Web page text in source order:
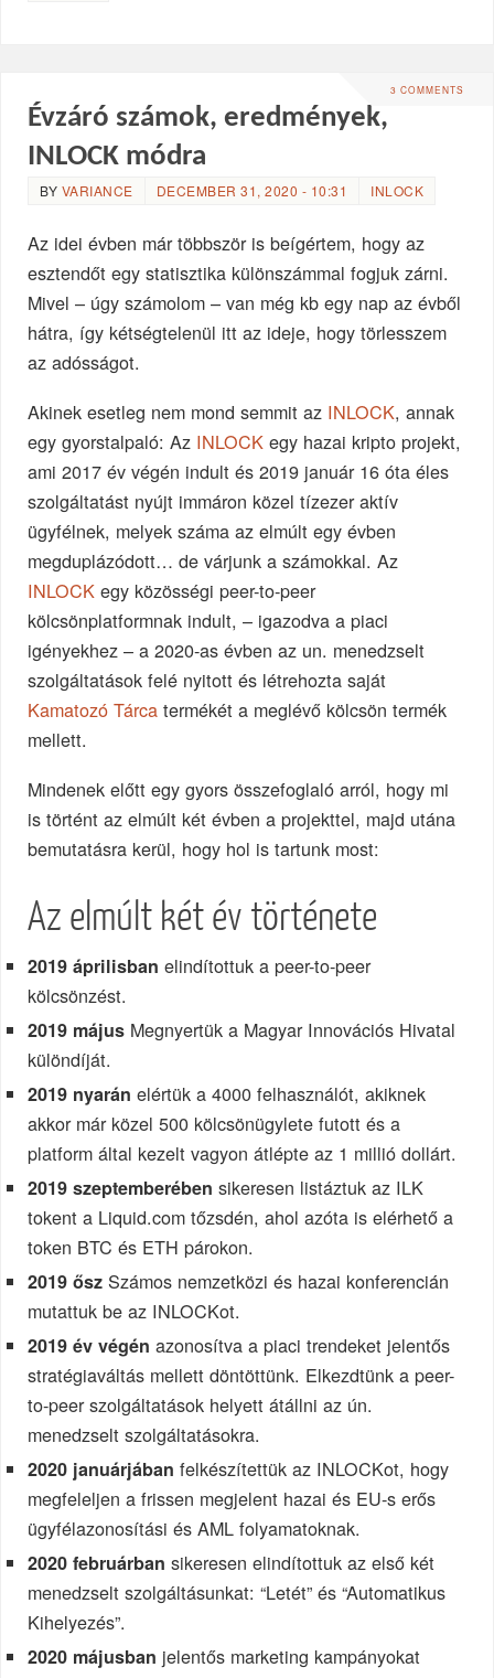
3 COMMENTS
Évzáró számok, eredmények,
INLOCK módra
BY VARIANCE DECEMBER 31, 2020 - 10:31 INLOCK
Az idei évben már többször is beígértem, hogy az
esztendőt egy statisztika különszámmal fogjuk zárni.
Mivel – úgy számolom – van még kb egy nap az évből
hátra, így kétségtelenül itt az ideje, hogy törlesszem
az adósságot.
Akinek esetleg nem mond semmit az INLOCK, annak
egy gyorstalpaló: Az INLOCK egy hazai kripto projekt,
ami 2017 év végén indult és 2019 január 16 óta éles
szolgáltatást nyújt immáron közel tízezer aktív
ügyfélnek, melyek száma az elmúlt egy évben
megduplázódott… de várjunk a számokkal. Az
INLOCK egy közösségi peer-to-peer
kölcsönplatformnak indult, – igazodva a piaci
igényekhez – a 2020-as évben az un. menedzselt
szolgáltatások felé nyitott és létrehozta saját
Kamatozó Tárca termékét a meglévő kölcsön termék
mellett.
Mindenek előtt egy gyors összefoglaló arról, hogy mi
is történt az elmúlt két évben a projekttel, majd utána
bemutatásra kerül, hogy hol is tartunk most:
Az elmúlt két év története
2019 áprilisban elindítottuk a peer-to-peer
kölcsönzést.
2019 május Megnyertük a Magyar Innovációs Hivatal
különdíját.
2019 nyarán elértük a 4000 felhasználót, akiknek
akkor már közel 500 kölcsönügylete futott és a
platform által kezelt vagyon átlépte az 1 millió dollárt.
2019 szeptemberében sikeresen listáztuk az ILK
tokent a Liquid.com tőzsdén, ahol azóta is elérhető a
token BTC és ETH párokon.
2019 ősz Számos nemzetközi és hazai konferencián
mutattuk be az INLOCKot.
2019 év végén azonosítva a piaci trendeket jelentős
stratégiaváltás mellett döntöttünk. Elkezdtünk a peer-
to-peer szolgáltatások helyett átállni az ún.
menedzselt szolgáltatásokra.
2020 januárjában felkészítettük az INLOCKot, hogy
megfeleljen a frissen megjelent hazai és EU-s erős
ügyfélazonosítási és AML folyamatoknak.
2020 februárban sikeresen elindítottuk az első két
menedzselt szolgáltásunkat: “Letét” és “Automatikus
Kihelyezés”.
2020 májusban jelentős marketing kampányokat